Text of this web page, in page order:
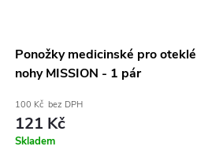
Ponožky medicinské pro oteklé
nohy MISSION - 1 pár
100 Kč bez DPH
121 Kč
Skladem